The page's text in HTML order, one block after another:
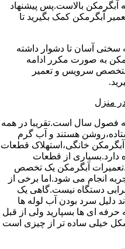
بالاست.پس پیشنهاد
آبگرمکن کمک بگیرید تا
سختی آسان تا دشوار داشته
به صورت مکرر ادامه
متخصص سرویس و تعمیر
منزل
فصول سال است.تقریبا در همه
هستند و آب گرم
آبگرمکن خانگی،استهلاک قطعات
دارد.بسیاری از قطعات
آبگرمکن یک تخصص
انجام می شود.اما برخی از
دستگاه نیست.گاهی یک
دلیل سرد بودن آب لوله ها
حرفه ای ها بسپارید ولی از قبل
خیلی ساده تر از چیزی است